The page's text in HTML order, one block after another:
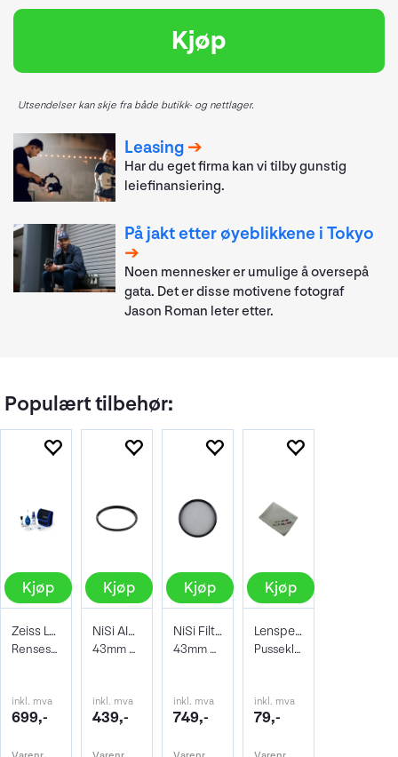
Kjøp
Utsendelser kan skje fra både butikk- og nettlager.
Leasing
Har du eget firma kan vi tilby gunstig
leiefinansiering.
På jakt etter øyeblikkene i Tokyo
Noen mennesker er umulige å oversepå
gata. Det er disse motivene fotograf
Jason Roman leter etter.
Populært tilbehør:
Kjøp
Zeiss Lens Cleaning Kit
Rensesett for objektiv og kamera
inkl. mva
699,-
Kjøp
NiSi AIR Protector Filter 43mm
43mm Beskyttelsesfilter
inkl. mva
439,-
Kjøp
NiSi Filter Circ Polarizer True Color 43
43mm Pro Nano Pola Filter
inkl. mva
749,-
Kjøp
Lenspen Photo Microklear Cloth
Pusseklut i microfiber
inkl. mva
79,-